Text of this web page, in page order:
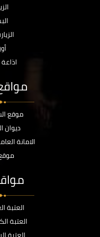
موقع
ديوان
الامانة
العتبة
العتبة